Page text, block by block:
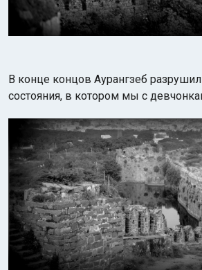
В конце концов Аурангзеб
состояния, в котором мы с